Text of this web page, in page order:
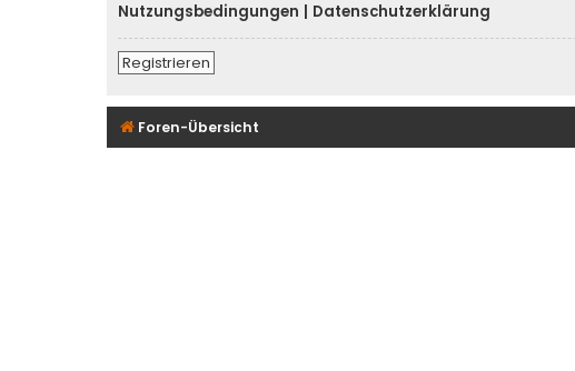
Nutzungsbedingungen
Datenschutzerklärung
Registrieren
Foren-Übersicht